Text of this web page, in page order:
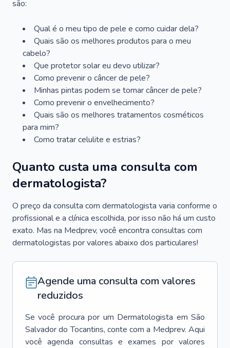
são:
Qual é o meu tipo de pele e como cuidar dela?
Quais são os melhores produtos para o meu
cabelo?
Que protetor solar eu devo utilizar?
Como prevenir o câncer de pele?
Minhas pintas podem se tornar câncer de pele?
Como prevenir o envelhecimento?
Quais são os melhores tratamentos cosméticos
para mim?
Como tratar celulite e estrias?
Quanto custa uma consulta com
dermatologista?
O preço da consulta com dermatologista varia conforme o
profissional e a clínica escolhida, por isso não há um custo
exato. Mas na Medprev, você encontra consultas com
dermatologistas por valores abaixo dos particulares!
Agende uma consulta com valores
reduzidos
Se você procura por um Dermatologista em São
Salvador do Tocantins, conte com a Medprev. Aqui
você agenda consultas e exames por valores